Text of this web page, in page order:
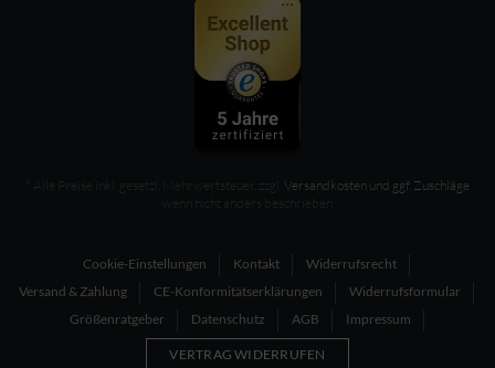
* Alle Preise inkl. gesetzl. Mehrwertsteuer, zzgl. Versandkosten und ggf. Zuschläge
wenn nicht anders beschrieben
Cookie-Einstellungen Kontakt
Widerrufsrecht
Versand & Zahlung
CE-Konformitätserklärungen
Widerrufsformular
Größenratgeber
Datenschutz AGB Impressum
VERTRAG WIDERRUFEN